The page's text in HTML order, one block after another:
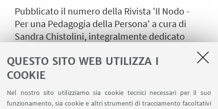
QUESTO SITO WEB UTILIZZA I
COOKIE
Nel nostro sito utilizziamo sia cookie tecnici necessari per il suo
funzionamento, sia cookie e altri strumenti di tracciamento facoltativi
Pubblicato il numero della Rivista 'Il Nodo -
Per una Pedagogia della Persona' a cura di
Sandra Chistolini, integralmente dedicato
Education: paradigmi, scenari, linguaggi. Nella
Sezione sulla formazione è presente un